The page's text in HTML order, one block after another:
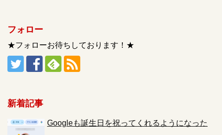
フォロー
★フォローお待ちしております！★
新着記事
Googleも誕生日を祝ってくれるようになった